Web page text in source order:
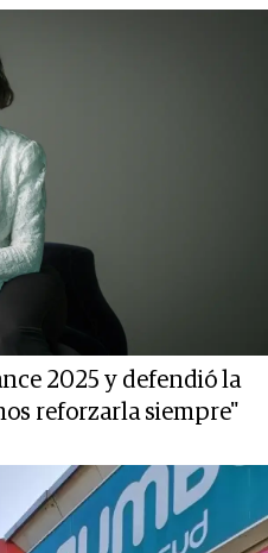
2025 y defendió la
reforzarla siempre"